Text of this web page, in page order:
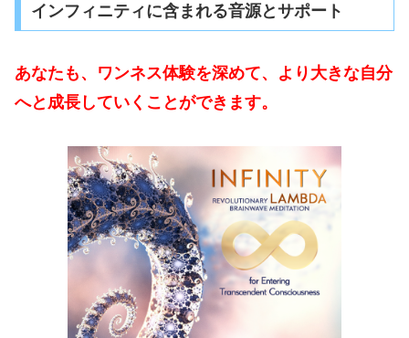
インフィニティに含まれる音源とサポート
あなたも、ワンネス体験を深めて、より大きな自分
へと成長していくことができます。